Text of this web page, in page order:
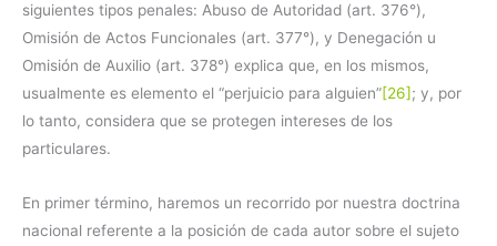
siguientes tipos penales: Abuso de Autoridad (art. 376°),
Omisión de Actos Funcionales (art. 377°), y Denegación u
Omisión de Auxilio (art. 378°) explica que, en los mismos,
usualmente es elemento el “perjuicio para alguien”[26]; y, por
lo tanto, considera que se protegen intereses de los
particulares.
En primer término, haremos un recorrido por nuestra doctrina
nacional referente a la posición de cada autor sobre el sujeto